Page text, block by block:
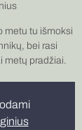
metu tu išmoksi
bei rasi
metų pradžiai.